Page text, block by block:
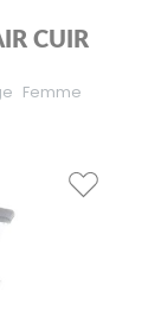
CUIR
Femme